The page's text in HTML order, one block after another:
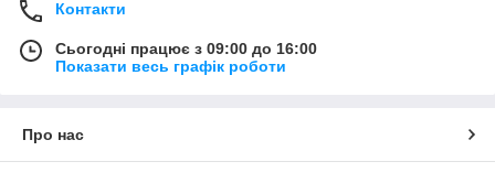
Контакти
Сьогодні працює з 09:00 до 16:00
Показати весь графік роботи
Про нас